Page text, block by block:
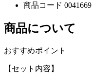
商品コード
商品について
おすすめポイント
【セット内容】